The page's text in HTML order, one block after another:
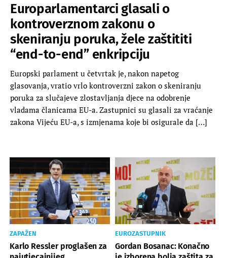
Europarlamentarci glasali o
kontroverznom zakonu o
skeniranju poruka, žele zaštititi
“end-to-end” enkripciju
Europski parlament u četvrtak je, nakon napetog
glasovanja, vratio vrlo kontroverzni zakon o skeniranju
poruka za slučajeve zlostavljanja djece na odobrenje
vladama članicama EU-a. Zastupnici su glasali za vraćanje
zakona Vijeću EU-a, s izmjenama koje bi osigurale da […]
ZAPAŽEN
Karlo Ressler proglašen za
EUROZASTUPNIK
Gordan Bosanac: Konačno